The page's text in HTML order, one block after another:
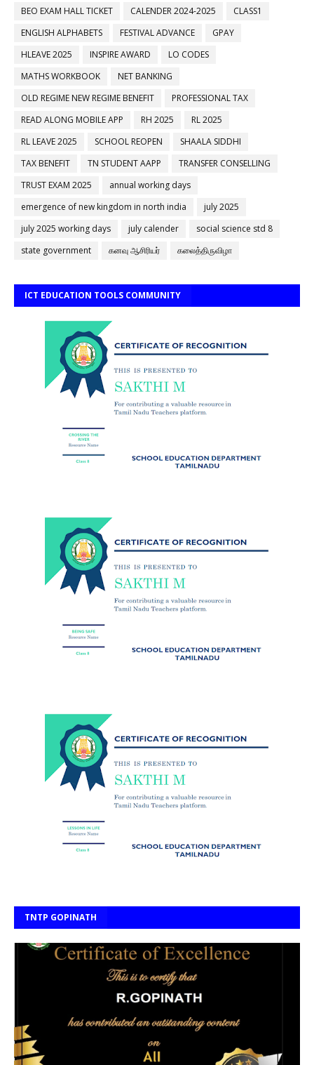
BEO EXAM HALL TICKET
CALENDER 2024-2025
CLASS1
ENGLISH ALPHABETS
FESTIVAL ADVANCE
GPAY
HLEAVE 2025
INSPIRE AWARD
LO CODES
MATHS WORKBOOK
NET BANKING
OLD REGIME NEW REGIME BENEFIT
PROFESSIONAL TAX
READ ALONG MOBILE APP
RH 2025
RL 2025
RL LEAVE 2025
SCHOOL REOPEN
SHAALA SIDDHI
TAX BENEFIT
TN STUDENT AAPP
TRANSFER CONSELLING
TRUST EXAM 2025
annual working days
emergence of new kingdom in north india
july 2025
july 2025 working days
july calender
social science std 8
state government
கனவு ஆசிரியர் கலைத்திருவிழா
ICT EDUCATION TOOLS COMMUNITY
TNTP GOPINATH